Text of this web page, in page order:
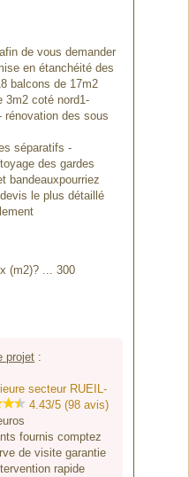
de vous demander
en étanchéité des
balcons de 17m2
3m2 coté nord1-
rénovation des sous
séparatifs -
des gardes
bandeauxpourriez
le plus détaillé
(m2)? ... 300
projet :
secteur RUEIL-
4.43/5 (98 avis)
fournis comptez
de visite garantie
rapide